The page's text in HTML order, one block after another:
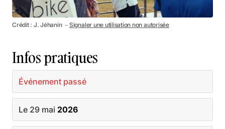
Crédit : J. Jéhanin － Signaler une utilisation non autorisée
Infos pratiques
Événement passé
Le 29 mai 2026